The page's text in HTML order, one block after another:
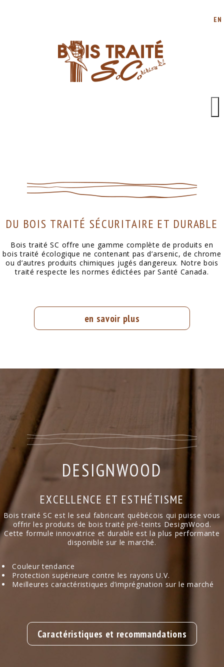
EN
DU BOIS TRAITÉ SÉCURITAIRE ET DURABLE
Bois traité SC offre une gamme complète de produits en
bois traité écologique ne contenant pas d’arsenic, de chrome
ou d’autres produits chimiques jugés dangereux. Notre bois
traité respecte les normes édictées par Santé Canada.
en savoir plus
DESIGNWOOD
EXCELLENCE ET ESTHÉTISME
Bois traité SC est le seul fabricant québécois qui puisse vous
offrir les produits de bois traité pré-teints DesignWood.
Cette formule innovatrice et durable est la plus performante
disponible sur le marché.
Couleur tendance
Protection supérieure contre les rayons U.V.
Meilleures caractéristiques d’imprégnation sur le marché
Caractéristiques et recommandations